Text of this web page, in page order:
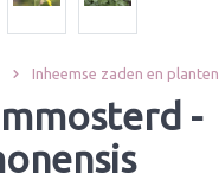
Inheemse zaden en planten
-